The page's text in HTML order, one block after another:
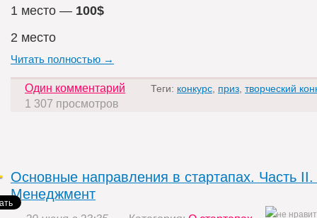
1 место — 100$
2 место
Читать полностью →
Один комментарий Теги: конкурс приз творческий
1 307 просмотров
Основные направления в стартапах. Часть II.
Менеджмент